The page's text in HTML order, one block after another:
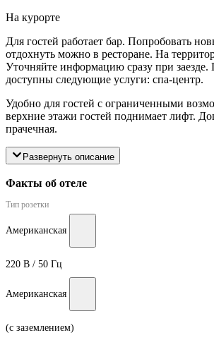
На курорте
Для гостей работает бар. Попробовать
отдохнуть можно в ресторане. На
Уточняйте информацию сразу при заезде.
доступны следующие услуги: спа-центр.
Удобно для гостей с ограниченными
верхние этажи гостей поднимает лифт.
прачечная.
Развернуть описание
Факты об отеле
Тип розетки
Американская
220 В / 50 Гц
Американская
(с заземлением)